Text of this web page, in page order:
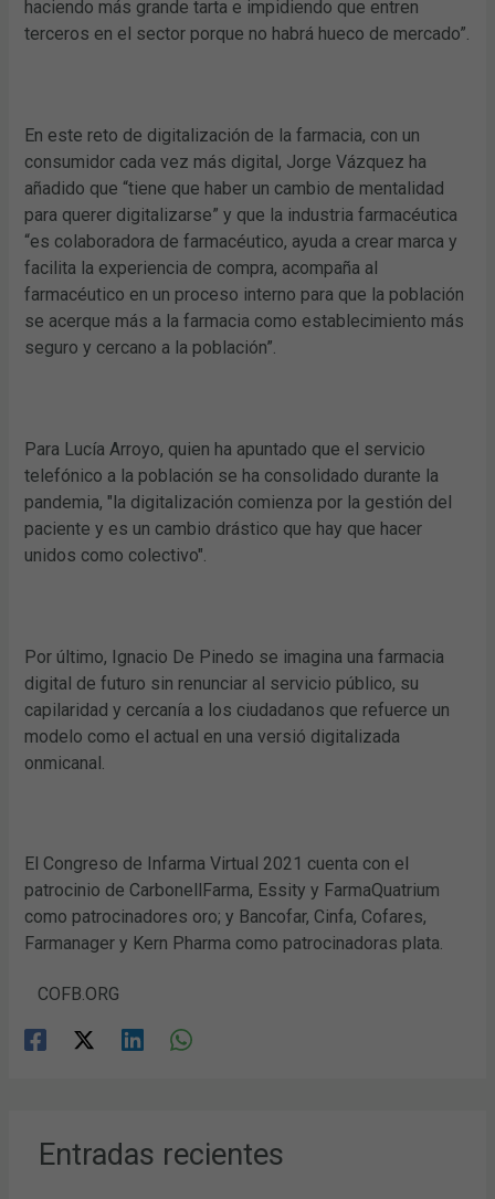
haciendo más grande tarta e impidiendo que entren
terceros en el sector porque no habrá hueco de mercado”.
En este reto de digitalización de la farmacia, con un
consumidor cada vez más digital, Jorge Vázquez ha
añadido que “tiene que haber un cambio de mentalidad
para querer digitalizarse” y que la industria farmacéutica
“es colaboradora de farmacéutico, ayuda a crear marca y
facilita la experiencia de compra, acompaña al
farmacéutico en un proceso interno para que la población
se acerque más a la farmacia como establecimiento más
seguro y cercano a la población”.
Para Lucía Arroyo, quien ha apuntado que el servicio
telefónico a la población se ha consolidado durante la
pandemia, "la digitalización comienza por la gestión del
paciente y es un cambio drástico que hay que hacer
unidos como colectivo".
Por último, Ignacio De Pinedo se imagina una farmacia
digital de futuro sin renunciar al servicio público, su
capilaridad y cercanía a los ciudadanos que refuerce un
modelo como el actual en una versió digitalizada
onmicanal.
El Congreso de Infarma Virtual 2021 cuenta con el
patrocinio de CarbonellFarma, Essity y FarmaQuatrium
como patrocinadores oro; y Bancofar, Cinfa, Cofares,
Farmanager y Kern Pharma como patrocinadoras plata.
COFB.ORG
Entradas recientes